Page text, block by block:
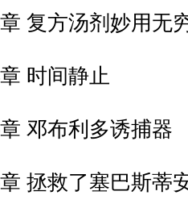
复方汤剂妙用无
时间静止
邓布利多诱捕器
拯救了塞巴斯蒂